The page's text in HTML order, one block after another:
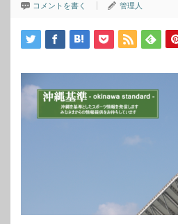
コメントを書く
管理人